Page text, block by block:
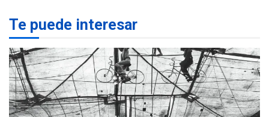
2
Margarita será sede de
para aprender a atender
adultos mayores
REGIONALES ÚLTIMA HORA
Mariño fortalece capacidad
operativa con flota
Te puede interesar